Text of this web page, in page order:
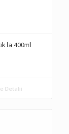
la 400ml
Detalii